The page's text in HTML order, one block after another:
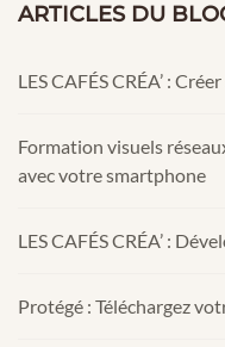
ARTICLES DU
LES CAFÉS CRÉA’ :
Formation visuels
avec votre smartphone
LES CAFÉS CRÉA’ :
Protégé : Téléchargez